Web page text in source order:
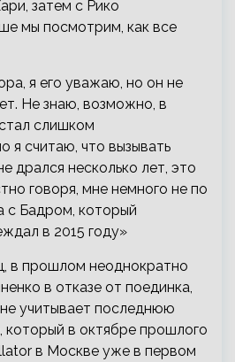
затем с Рико
мы посмотрим, как все
я его уважаю, но он не
Не знаю, возможно, в
слишком
я считаю, что вызывать
дрался несколько лет, это
говоря, мне немного не по
с Бадром, который
в 2015 году»
в прошлом неоднократно
в отказе от поединка,
учитывает последнюю
который в октябре прошлого
в Москве уже в первом